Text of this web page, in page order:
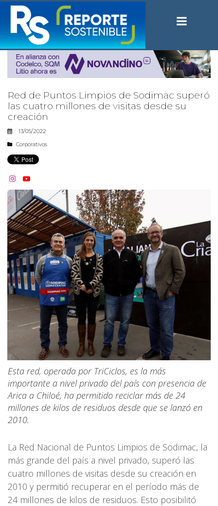
Red de Puntos Limpios de Sodimac superó
las cuatro millones de visitas desde su
creación
13/05/2022
Corporativos
 
Esta red, operada por TriCiclos, es la más
importante a nivel privado del país con presencia de
Arica a Chiloé, ha permitido reciclar más de 24
millones de kilos de residuos desde que se lanzó en
2010.
La Red Nacional de Puntos Limpios de Sodimac, la
más grande del país a nivel privado, superó las
cuatro millones de visitas desde su creación en
2010 y permitió recuperar en el período más de
24 millones de kilos de residuos. Esto posibilitó